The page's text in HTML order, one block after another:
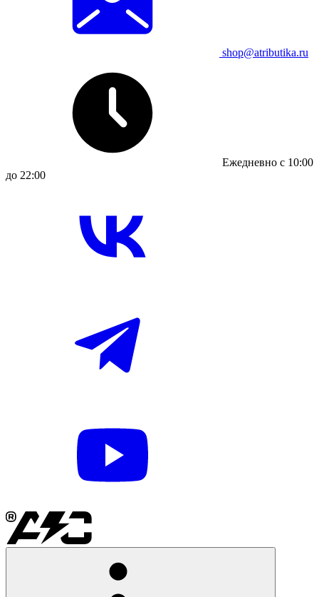
shop@atributika.ru
Ежедневно с 10:00
до 22:00